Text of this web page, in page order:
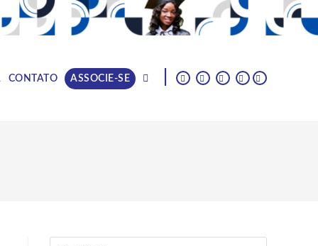
|
CONTATO ASSOCIE-SE